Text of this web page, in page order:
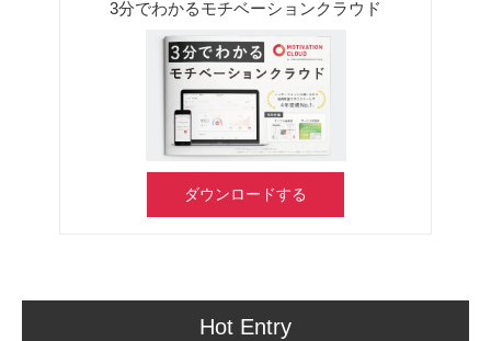
3分でわかるモチベーションクラウド
ダウンロードする
Hot Entry